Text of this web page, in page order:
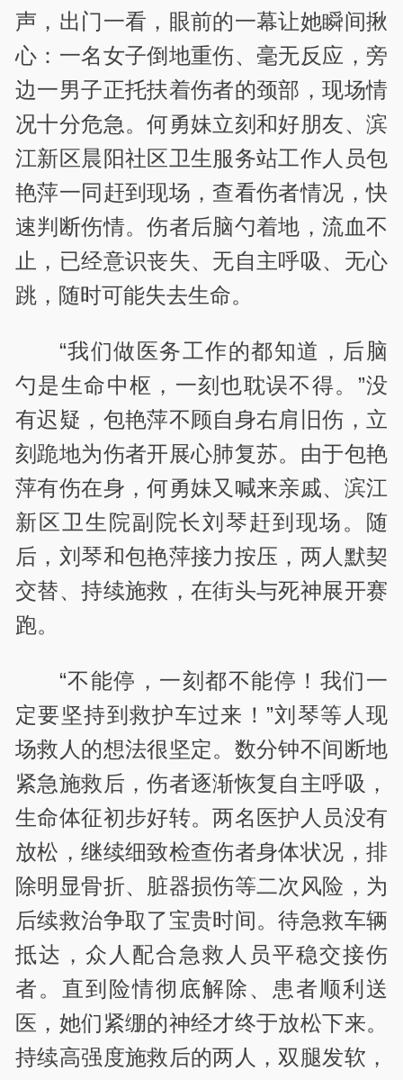
声，出门一看，眼前的一幕让她瞬间揪
心：一名女子倒地重伤、毫无反应，旁
边一男子正托扶着伤者的颈部，现场情
况十分危急。何勇妹立刻和好朋友、滨
江新区晨阳社区卫生服务站工作人员包
艳萍一同赶到现场，查看伤者情况，快
速判断伤情。伤者后脑勺着地，流血不
止，已经意识丧失、无自主呼吸、无心
跳，随时可能失去生命。
“我们做医务工作的都知道，后脑
勺是生命中枢，一刻也耽误不得。”没
有迟疑，包艳萍不顾自身右肩旧伤，立
刻跪地为伤者开展心肺复苏。由于包艳
萍有伤在身，何勇妹又喊来亲戚、滨江
新区卫生院副院长刘琴赶到现场。随
后，刘琴和包艳萍接力按压，两人默契
交替、持续施救，在街头与死神展开赛
跑。
“不能停，一刻都不能停！我们一
定要坚持到救护车过来！”刘琴等人现
场救人的想法很坚定。数分钟不间断地
紧急施救后，伤者逐渐恢复自主呼吸，
生命体征初步好转。两名医护人员没有
放松，继续细致检查伤者身体状况，排
除明显骨折、脏器损伤等二次风险，为
后续救治争取了宝贵时间。待急救车辆
抵达，众人配合急救人员平稳交接伤
者。直到险情彻底解除、患者顺利送
医，她们紧绷的神经才终于放松下来。
持续高强度施救后的两人，双腿发软，